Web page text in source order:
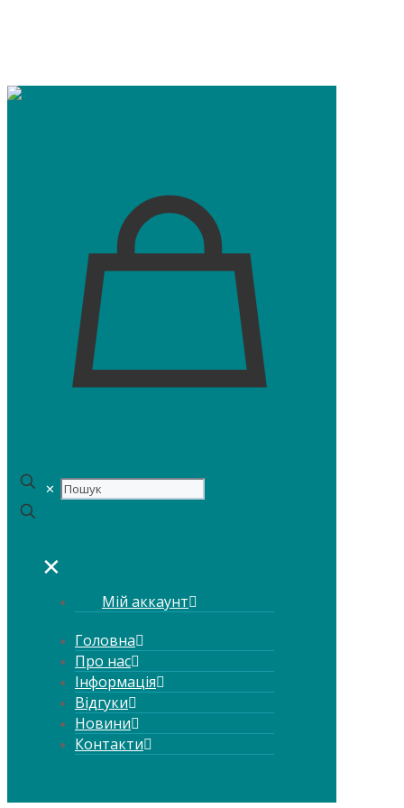
✕
✕
Мій аккаунт
Головна
Про нас
Інформація
Відгуки
Новини
Контакти